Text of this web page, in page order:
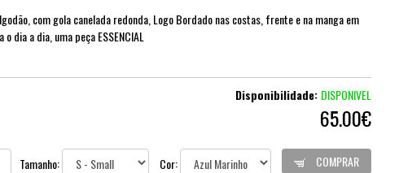
com gola canelada redonda, Logo Bordado nas costas, frente e na manga em
dia a dia, uma peça ESSENCIAL
Disponibilidade: DISPONIVEL
65.00€
Tamanho: Cor: COMPRAR